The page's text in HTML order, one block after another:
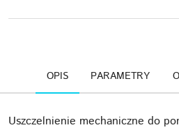
OPIS PARAMETRY
Uszczelnienie mechaniczne do